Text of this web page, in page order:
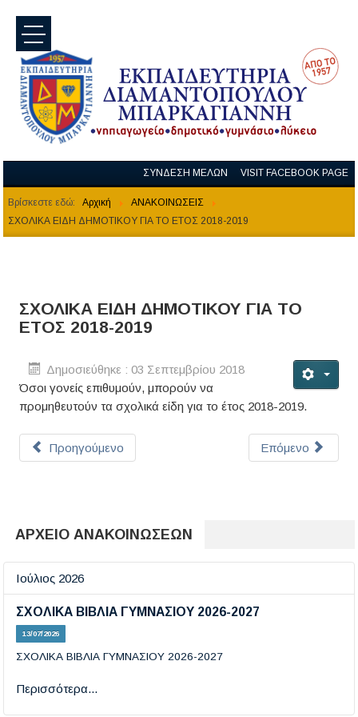
ΣΥΝΔΕΣΗ ΜΕΛΩΝ VISIT FACEBOOK PAGE
Βρίσκεστε εδώ: Αρχική
ΑΝΑΚΟΙΝΩΣΕΙΣ
ΣΧΟΛΙΚΑ ΕΙΔΗ ΔΗΜΟΤΙΚΟΥ ΓΙΑ ΤΟ ΕΤΟΣ 2018-2019
ΣΧΟΛΙΚΑ ΕΙΔΗ ΔΗΜΟΤΙΚΟΥ ΓΙΑ ΤΟ
ΕΤΟΣ 2018-2019
Δημοσιεύθηκε : 03 Σεπτεμβρίου 2018
Όσοι γονείς επιθυμούν, μπορούν να
προμηθευτούν τα σχολικά είδη για το έτος 2018-2019.
Προηγούμενο Επόμενο
ΑΡΧΕΙΟ ΑΝΑΚΟΙΝΩΣΕΩΝ
Ιούλιος 2026
ΣΧΟΛΙΚΑ ΒΙΒΛΙΑ ΓΥΜΝΑΣΙΟΥ 2026-2027
13/07/2026
ΣΧΟΛΙΚΑ ΒΙΒΛΙΑ ΓΥΜΝΑΣΙΟΥ 2026-2027
Περισσότερα...